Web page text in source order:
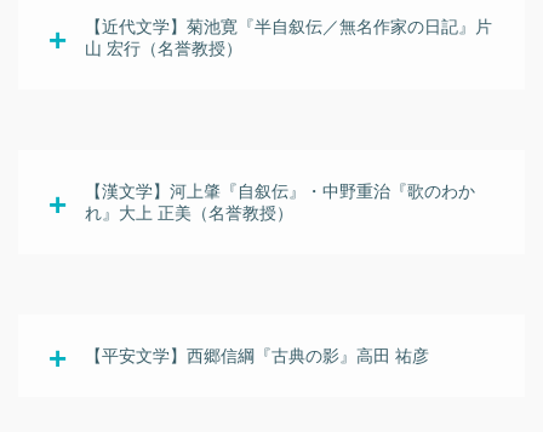
【近代文学】菊池寛『半自叙伝／無名作家の日記』片
山 宏行（名誉教授）
【漢文学】河上肇『自叙伝』・中野重治『歌のわか
れ』大上 正美（名誉教授）
【平安文学】西郷信綱『古典の影』高田 祐彦